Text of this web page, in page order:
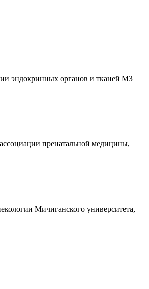
эндокринных органов и тканей МЗ
пренатальной медицины,
Мичиганского университета,